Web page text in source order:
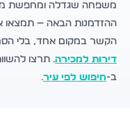
משפחה שגדלה ומחפשת
ההזדמנות הבאה — תמצאו
הקשר במקום אחד, בלי
דירות למכירה. תרצו
ב-חיפוש לפי עיר.